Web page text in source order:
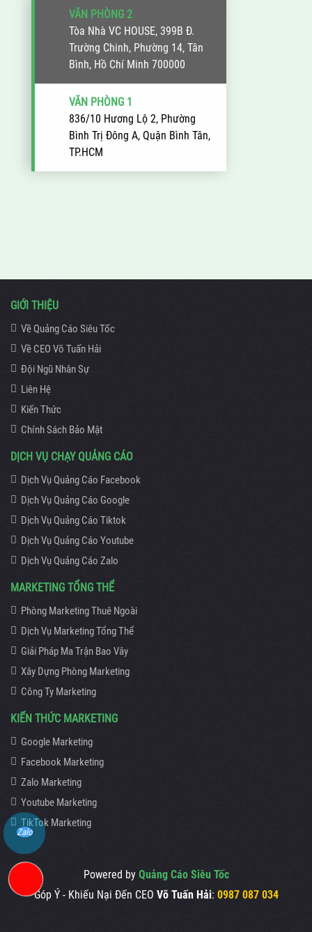
VĂN PHÒNG 2
Tòa Nhà VC HOUSE, 399B Đ.
Trường Chinh, Phường 14, Tân
Bình, Hồ Chí Minh 700000
VĂN PHÒNG 1
836/10 Hương Lộ 2, Phường
Bình Trị Đông A, Quận Bình Tân,
TP.HCM
GIỚI THIỆU
Về Quảng Cáo Siêu Tốc
Về CEO Võ Tuấn Hải
Đội Ngũ Nhân Sự
Liên Hệ
Kiến Thức
Chính Sách Bảo Mật
DỊCH VỤ CHẠY QUẢNG CÁO
Dịch Vụ Quảng Cáo Facebook
Dịch Vụ Quảng Cáo Google
Dịch Vụ Quảng Cáo Tiktok
Dịch Vụ Quảng Cáo Youtube
Dịch Vụ Quảng Cáo Zalo
MARKETING TỔNG THỂ
Phòng Marketing Thuê Ngoài
Dịch Vụ Marketing Tổng Thể
Giải Pháp Ma Trận Bao Vây
Xây Dựng Phòng Marketing
Công Ty Marketing
KIẾN THỨC MARKETING
Google Marketing
Facebook Marketing
Zalo Marketing
Youtube Marketing
TikTok Marketing
Powered by Quảng Cáo Siêu Tốc
Góp Ý - Khiếu Nại Đến CEO Võ Tuấn Hải: 0987 087 034
Zalo